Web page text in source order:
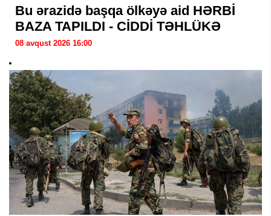
Bu ərazidə başqa ölkəyə aid HƏRBİ
BAZA TAPILDI - CİDDİ TƏHLÜKƏ
08 avqust 2026 16:00